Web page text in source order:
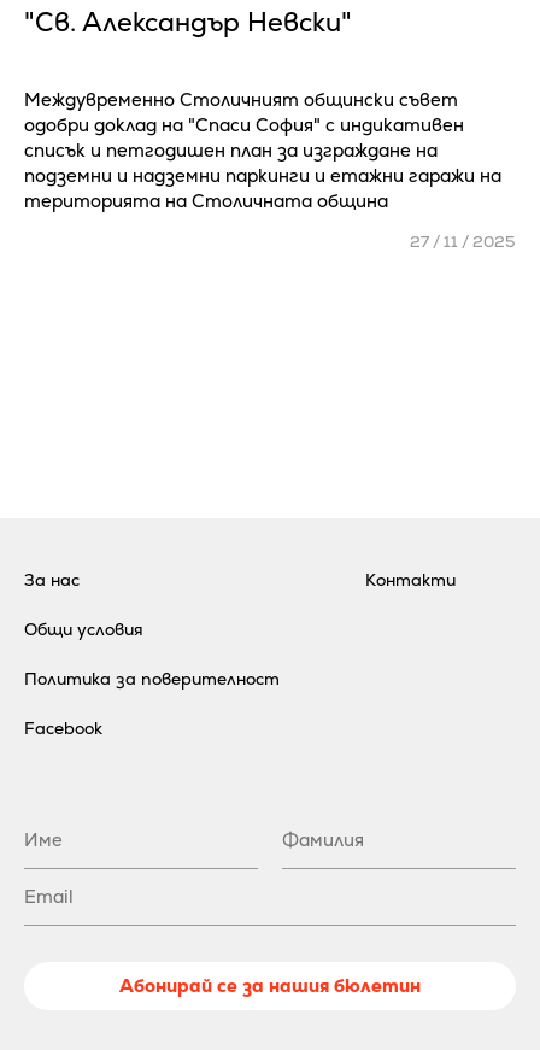
"Св. Александър Невски"
Междувременно Столичният общински съвет
одобри доклад на "Спаси София" с индикативен
списък и петгодишен план за изграждане на
подземни и надземни паркинги и етажни гаражи на
територията на Столичната община
27 / 11 / 2025
За нас
Общи условия
Политика за поверителност
Контакти
Facebook
Абонирай се за нашия бюлетин